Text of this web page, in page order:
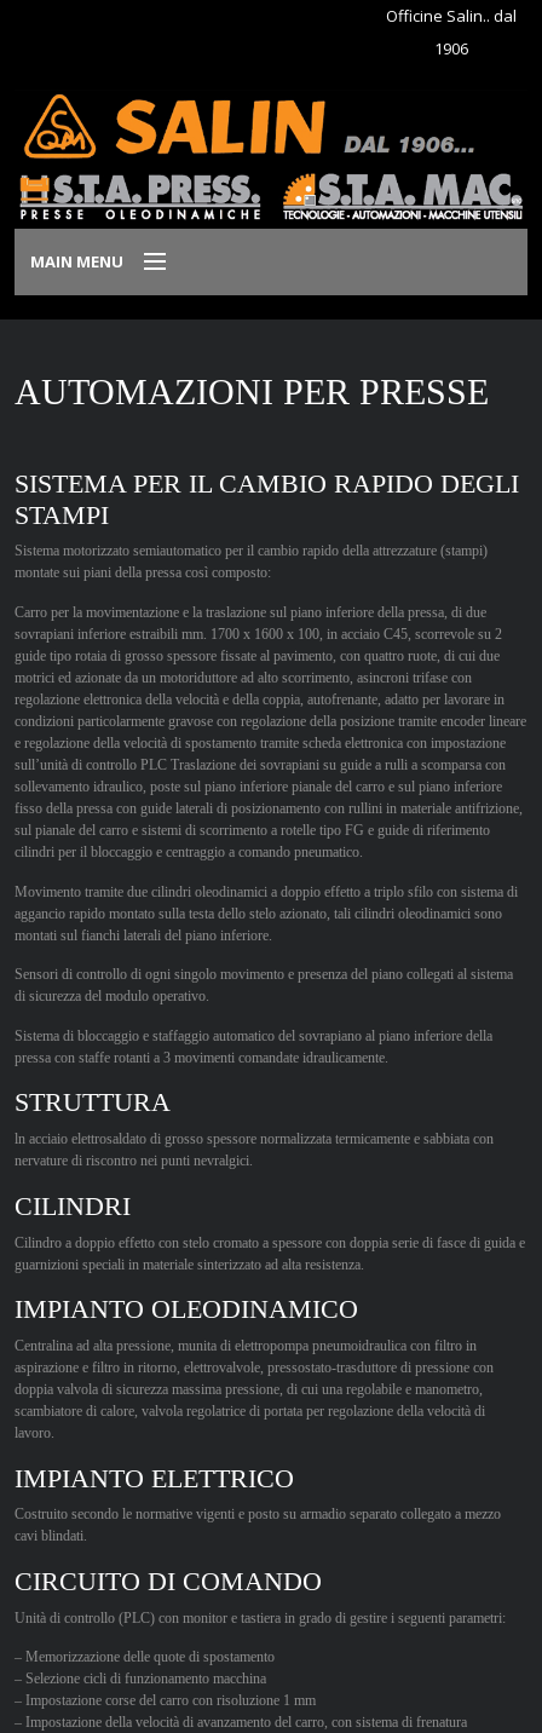
Officine Salin.. dal
1906
MAIN MENU
Azienda
Dove siamo
Contatti
AUTOMAZIONI PER PRESSE
SISTEMA PER IL CAMBIO RAPIDO DEGLI
STAMPI
Sistema motorizzato semiautomatico per il cambio rapido della attrezzature (stampi)
montate sui piani della pressa così composto:
Carro per la movimentazione e la traslazione sul piano inferiore della pressa, di due
sovrapiani inferiore estraibili mm. 1700 x 1600 x 100, in acciaio C45, scorrevole su 2
guide tipo rotaia di grosso spessore fissate al pavimento, con quattro ruote, di cui due
motrici ed azionate da un motoriduttore ad alto scorrimento, asincroni trifase con
regolazione elettronica della velocità e della coppia, autofrenante, adatto per lavorare in
condizioni particolarmente gravose con regolazione della posizione tramite encoder lineare
e regolazione della velocità di spostamento tramite scheda elettronica con impostazione
sull’unità di controllo PLC Traslazione dei sovrapiani su guide a rulli a scomparsa con
sollevamento idraulico, poste sul piano inferiore pianale del carro e sul piano inferiore
fisso della pressa con guide laterali di posizionamento con rullini in materiale antifrizione,
sul pianale del carro e sistemi di scorrimento a rotelle tipo FG e guide di riferimento
cilindri per il bloccaggio e centraggio a comando pneumatico.
Movimento tramite due cilindri oleodinamici a doppio effetto a triplo sfilo con sistema di
aggancio rapido montato sulla testa dello stelo azionato, tali cilindri oleodinamici sono
montati sul fianchi laterali del piano inferiore.
Sensori di controllo di ogni singolo movimento e presenza del piano collegati al sistema
di sicurezza del modulo operativo.
Sistema di bloccaggio e staffaggio automatico del sovrapiano al piano inferiore della
pressa con staffe rotanti a 3 movimenti comandate idraulicamente.
STRUTTURA
ln acciaio elettrosaldato di grosso spessore normalizzata termicamente e sabbiata con
nervature di riscontro nei punti nevralgici.
CILINDRI
Cilindro a doppio effetto con stelo cromato a spessore con doppia serie di fasce di guida e
guarnizioni speciali in materiale sinterizzato ad alta resistenza.
IMPIANTO OLEODINAMICO
Centralina ad alta pressione, munita di elettropompa pneumoidraulica con filtro in
aspirazione e filtro in ritorno, elettrovalvole, pressostato-trasduttore di pressione con
doppia valvola di sicurezza massima pressione, di cui una regolabile e manometro,
scambiatore di calore, valvola regolatrice di portata per regolazione della velocità di
lavoro.
IMPIANTO ELETTRICO
Costruito secondo le normative vigenti e posto su armadio separato collegato a mezzo
cavi blindati.
CIRCUITO DI COMANDO
Unità di controllo (PLC) con monitor e tastiera in grado di gestire i seguenti parametri:
– Memorizzazione delle quote di spostamento
– Selezione cicli di funzionamento macchina
– Impostazione corse del carro con risoluzione 1 mm
– Impostazione della velocità di avanzamento del carro, con sistema di frenatura